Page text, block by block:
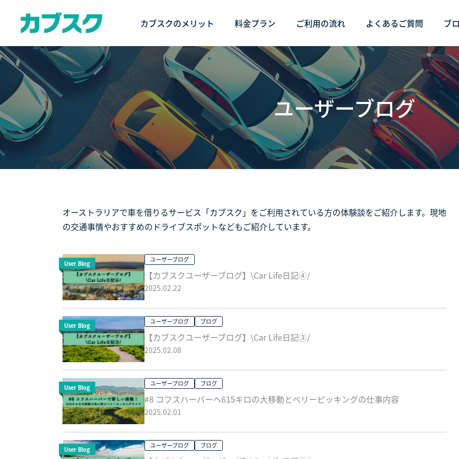
カブスクのメリット 料金プラン ご利用の流れ よくあるご質問 ブ
ユーザーブログ
オーストラリアで車を借りるサービス「カブスク」をご利用されている方の体験談をご紹介します。現地
の交通事情やおすすめのドライブスポットなどもご紹介しています。
User Blog ユーザーブログ
【カブスクユーザーブログ】\Car Life日記④/
2025.02.22
User Blog ユーザーブログ ブログ
【カブスクユーザーブログ】\Car Life日記③/
2025.02.08
User Blog ユーザーブログ ブログ
#8 コフスハーバーへ615キロの大移動とベリーピッキングの仕事内容
2025.02.01
User Blog ユーザーブログ ブログ